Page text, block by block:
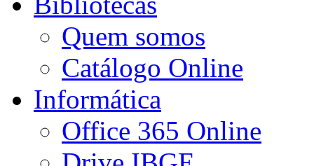
Quem somos
Catálogo Online
Informática
Office 365 Online